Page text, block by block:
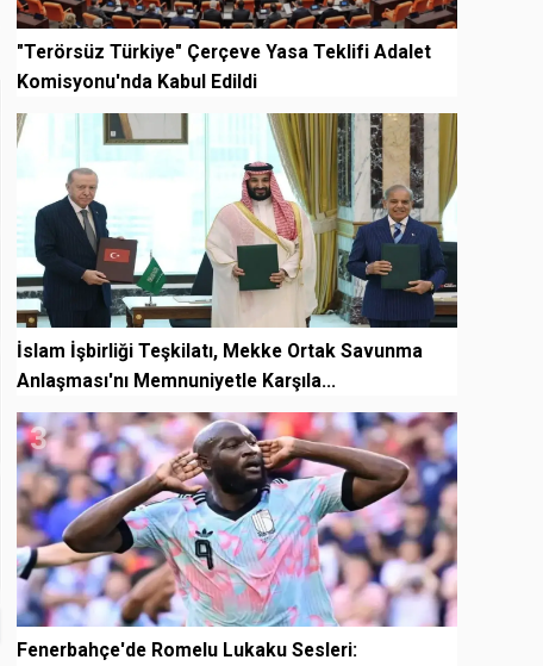
"Terörsüz Türkiye" Çerçeve Yasa Teklifi Adalet
Komisyonu'nda Kabul Edildi
İslam İşbirliği Teşkilatı, Mekke Ortak Savunma
Anlaşması'nı Memnuniyetle Karşıla...
3
Fenerbahçe'de Romelu Lukaku Sesleri: